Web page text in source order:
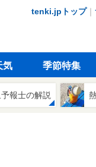
tenki.jpトップ｜
気 季節特集
報士の解説